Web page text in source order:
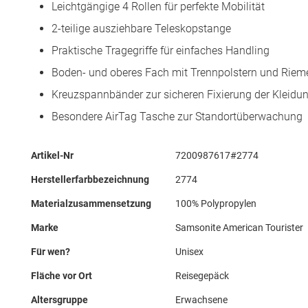
Leichtgängige 4 Rollen für perfekte Mobilität
2-teilige ausziehbare Teleskopstange
Praktische Tragegriffe für einfaches Handling
Boden- und oberes Fach mit Trennpolstern und
Kreuzspannbänder zur sicheren Fixierung der
Besondere AirTag Tasche zur Standortüberwachung
Mehr
Artikel-Nr 7200987617#2774
Herstellerfarbbezeichnung 2774
Materialzusammensetzung 100% Polypropylen
Marke Samsonite American Tourister
Für wen? Unisex
Fläche vor Ort Reisegepäck
Altersgruppe Erwachsene